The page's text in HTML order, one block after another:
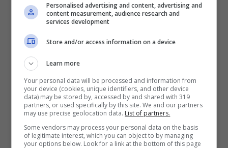
riportato da Lorenzo Pugnaloni ne
vedremo delle bello. Sul suo canale
Instagram, l’esperto di gossip ha rivelato
che il single
fidanzata in particolare”.
Non solo, perché a quanto pare ci sarà
ancheun epilogo interessante.Che si
Personalised advertising and content, advertising and
content measurement, audience research and
services development
Store and/or access information on a device
Learn more
Your personal data will be processed and information from
your device (cookies, unique identifiers, and other device
data) may be stored by, accessed by and shared with 319
partners, or used specifically by this site. We and our partners
may use precise geolocation data. List of partners.
Some vendors may process your personal data on the basis
of legitimate interest, which you can object to by managing
your options below. Look for a link at the bottom of this page